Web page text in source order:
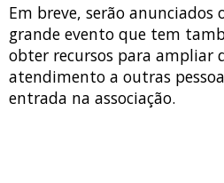
Em breve, serão anunciados
grande evento que tem
obter recursos para ampliar
atendimento a outras
entrada na associação.